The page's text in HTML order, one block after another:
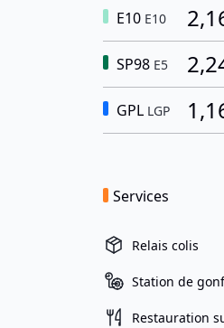
E10 E10
SP98 E5
GPL LGP
Services
Relais colis
Station de
Restauration